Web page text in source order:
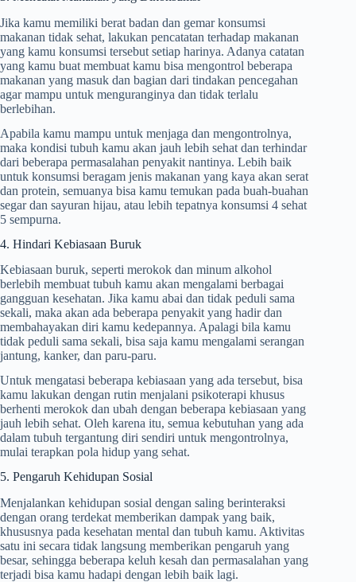
Jika kamu memiliki berat badan dan gemar konsumsi
makanan tidak sehat, lakukan pencatatan terhadap makanan
yang kamu konsumsi tersebut setiap harinya. Adanya catatan
yang kamu buat membuat kamu bisa mengontrol beberapa
makanan yang masuk dan bagian dari tindakan pencegahan
agar mampu untuk menguranginya dan tidak terlalu
berlebihan.
Apabila kamu mampu untuk menjaga dan mengontrolnya,
maka kondisi tubuh kamu akan jauh lebih sehat dan terhindar
dari beberapa permasalahan penyakit nantinya. Lebih baik
untuk konsumsi beragam jenis makanan yang kaya akan serat
dan protein, semuanya bisa kamu temukan pada buah-buahan
segar dan sayuran hijau, atau lebih tepatnya konsumsi 4 sehat
5 sempurna.
4. Hindari Kebiasaan Buruk
Kebiasaan buruk, seperti merokok dan minum alkohol
berlebih membuat tubuh kamu akan mengalami berbagai
gangguan kesehatan. Jika kamu abai dan tidak peduli sama
sekali, maka akan ada beberapa penyakit yang hadir dan
membahayakan diri kamu kedepannya. Apalagi bila kamu
tidak peduli sama sekali, bisa saja kamu mengalami serangan
jantung, kanker, dan paru-paru.
Untuk mengatasi beberapa kebiasaan yang ada tersebut, bisa
kamu lakukan dengan rutin menjalani psikoterapi khusus
berhenti merokok dan ubah dengan beberapa kebiasaan yang
jauh lebih sehat. Oleh karena itu, semua kebutuhan yang ada
dalam tubuh tergantung diri sendiri untuk mengontrolnya,
mulai terapkan pola hidup yang sehat.
5. Pengaruh Kehidupan Sosial
Menjalankan kehidupan sosial dengan saling berinteraksi
dengan orang terdekat memberikan dampak yang baik,
khususnya pada kesehatan mental dan tubuh kamu. Aktivitas
satu ini secara tidak langsung memberikan pengaruh yang
besar, sehingga beberapa keluh kesah dan permasalahan yang
terjadi bisa kamu hadapi dengan lebih baik lagi.